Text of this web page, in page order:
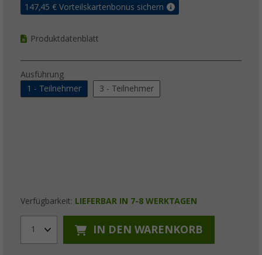
147,45 € Vorteilskartenbonus sichern
Produktdatenblatt
Ausführung
1 - Teilnehmer
3 - Teilnehmer
Verfügbarkeit: LIEFERBAR IN 7-8 WERKTAGEN
1 IN DEN WARENKORB